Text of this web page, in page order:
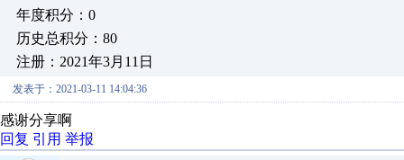
年度积分：0
历史总积分：80
注册：2021年3月11日
发表于：2021-03-11 14:04:36
感谢分享啊
回复 引用 举报